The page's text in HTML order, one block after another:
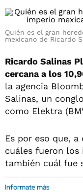
Quién es el gran
mexicano de Ricardo
Ricardo Salinas
cercana a los
la agencia
Salinas, un
como Elektra
Es por eso que,
cuáles fueron
también cuál fue
Informate más